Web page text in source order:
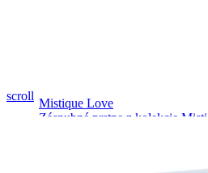
Mistique Love
Zásnubné prstne z kolekcie
scroll